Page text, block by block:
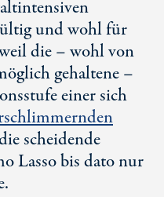
und wohl für
die – wohl von
gehaltene –
einer sich
scheidende
Lasso bis dato nur